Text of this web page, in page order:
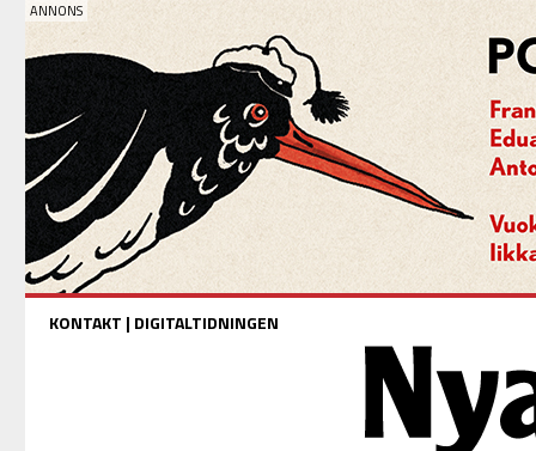
KONTAKT | DIGITALTIDNINGEN